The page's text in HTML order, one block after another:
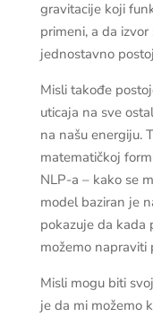
gravitacije koji
primeni, a da
jednostavno
Misli takođe
uticaja na sve
na našu energiju.
matematičkoj
NLP-a – kako se
model baziran je
pokazuje da kada
možemo napraviti
Misli mogu biti
je da mi možemo